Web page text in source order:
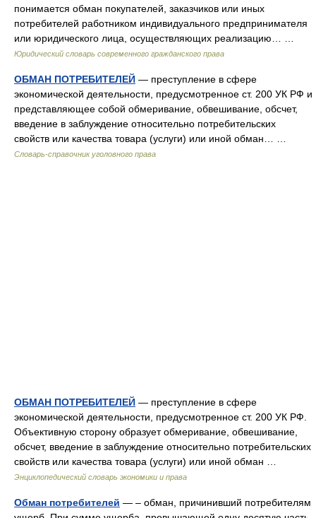
понимается обман покупателей, заказчиков или иных
потребителей работником индивидуального предпринимателя
или юридического лица, осуществляющих реализацию… …
Юридический словарь современного гражданского права
ОБМАН ПОТРЕБИТЕЛЕЙ — преступление в сфере
экономической деятельности, предусмотренное ст. 200 УК РФ и
представляющее собой обмеривание, обвешивание, обсчет,
введение в заблуждение относительно потребительских
свойств или качества товара (услуги) или иной обман… …
Словарь-справочник уголовного права
ОБМАН ПОТРЕБИТЕЛЕЙ — преступление в сфере
экономической деятельности, предусмотренное ст. 200 УК РФ.
Объективную сторону образует обмеривание, обвешивание,
обсчет, введение в заблуждение относительно потребительских
свойств или качества товара (услуги) или иной обман …
Энциклопедический словарь экономики и права
Обман потребителей — – обман, причинивший потребителям